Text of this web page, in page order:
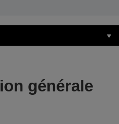
générale